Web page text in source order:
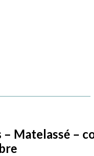
– Matelassé –